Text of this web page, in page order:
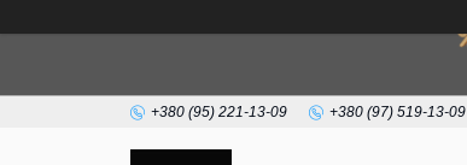
+380 (95) 221-13-09 +380 (97) 519-13-09